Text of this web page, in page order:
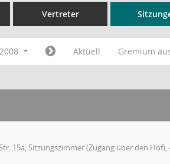
Vertreter
2008 Aktuell Gremium
15a, Sitzungszimmer (Zugang über den